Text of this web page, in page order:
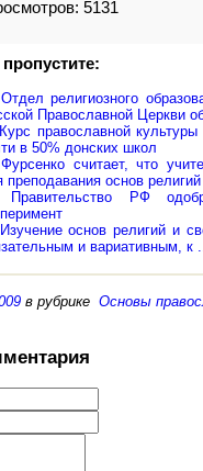
5131
пропустите:
Отдел религиозного
Православной Церкви об
Курс православной
в 50% донских школ
Фурсенко считает, что
преподавания основ религий
Правительство РФ
Изучение основ религий и
и вариативным, к ...
в рубрике Основы